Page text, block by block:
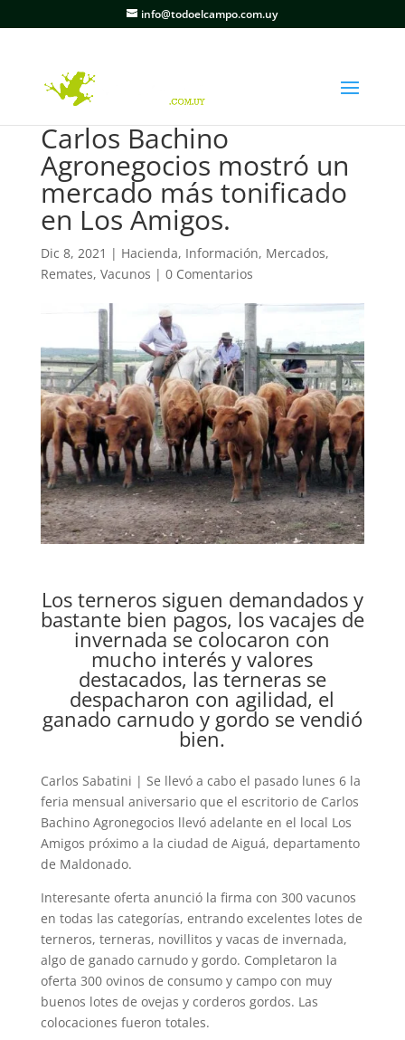
info@todoelcampo.com.uy
Carlos Bachino
Agronegocios mostró un
mercado más tonificado
en Los Amigos.
Dic 8, 2021 | Hacienda, Información, Mercados,
Remates, Vacunos | 0 Comentarios
Los terneros siguen demandados y
bastante bien pagos, los vacajes de
invernada se colocaron con
mucho interés y valores
destacados, las terneras se
despacharon con agilidad, el
ganado carnudo y gordo se vendió
bien.
Carlos Sabatini | Se llevó a cabo el pasado lunes 6 la
feria mensual aniversario que el escritorio de Carlos
Bachino Agronegocios llevó adelante en el local Los
Amigos próximo a la ciudad de Aiguá, departamento
de Maldonado.
Interesante oferta anunció la firma con 300 vacunos
en todas las categorías, entrando excelentes lotes de
terneros, terneras, novillitos y vacas de invernada,
algo de ganado carnudo y gordo. Completaron la
oferta 300 ovinos de consumo y campo con muy
buenos lotes de ovejas y corderos gordos. Las
colocaciones fueron totales.